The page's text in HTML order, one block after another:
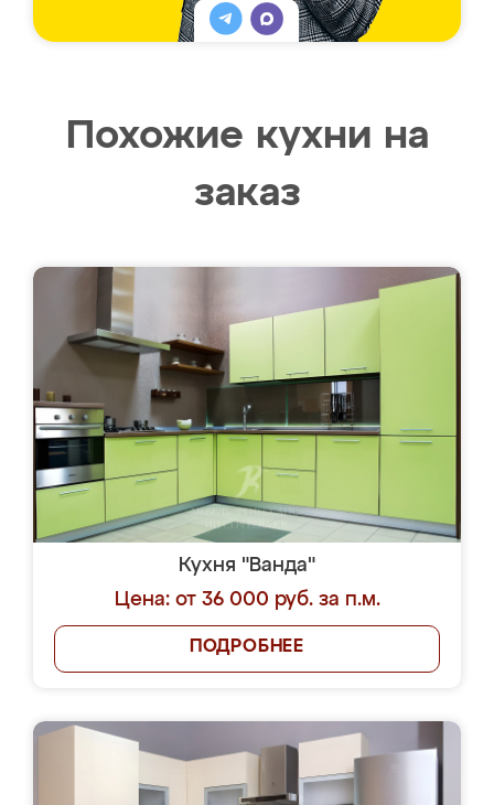
Похожие кухни на
заказ
Кухня "Ванда"
Цена: от 36 000 руб. за п.м.
ПОДРОБНЕЕ